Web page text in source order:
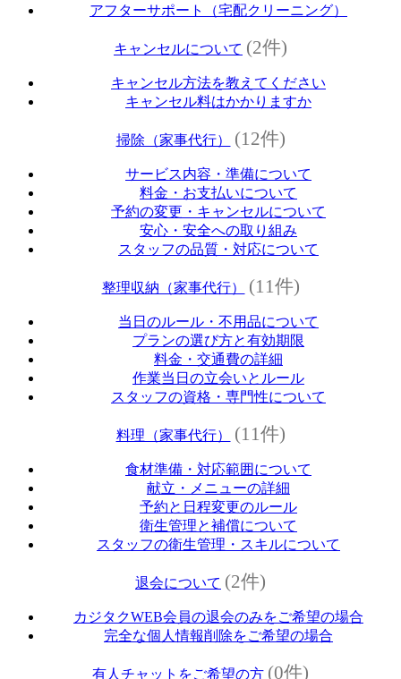
アフターサポート（宅配クリーニング）
キャンセルについて (2件)
キャンセル方法を教えてください
キャンセル料はかかりますか
掃除（家事代行） (12件)
サービス内容・準備について
料金・お支払いについて
予約の変更・キャンセルについて
安心・安全への取り組み
スタッフの品質・対応について
整理収納（家事代行） (11件)
当日のルール・不用品について
プランの選び方と有効期限
料金・交通費の詳細
作業当日の立会いとルール
スタッフの資格・専門性について
料理（家事代行） (11件)
食材準備・対応範囲について
献立・メニューの詳細
予約と日程変更のルール
衛生管理と補償について
スタッフの衛生管理・スキルについて
退会について (2件)
カジタクWEB会員の退会のみをご希望の場合
完全な個人情報削除をご希望の場合
有人チャットをご希望の方 (0件)